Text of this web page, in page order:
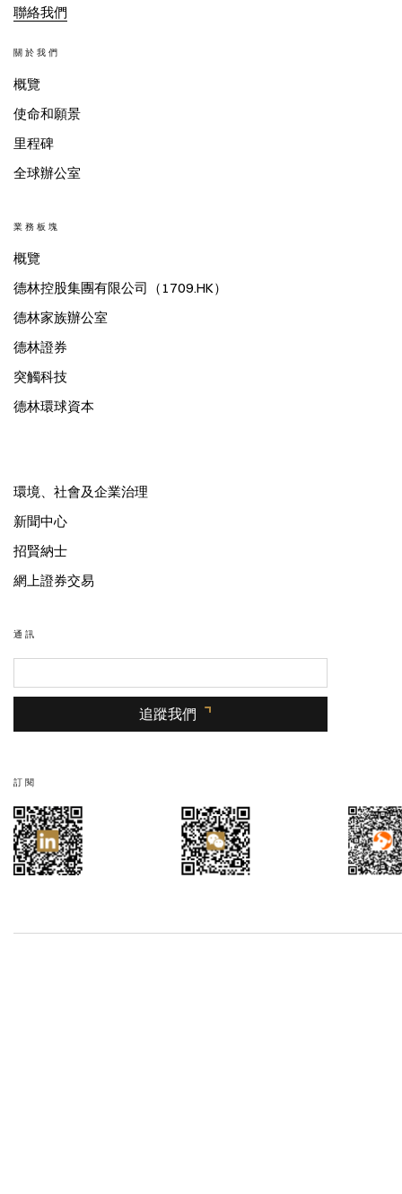
聯絡我們
關於我們
概覽
使命和願景
里程碑
全球辦公室
業務板塊
概覽
德林控股集團有限公司（1709.HK）
德林家族辦公室
德林證券
突觸科技
德林環球資本
環境、社會及企業治理
新聞中心
招賢納士
網上證券交易
通訊
追蹤我們
訂閱